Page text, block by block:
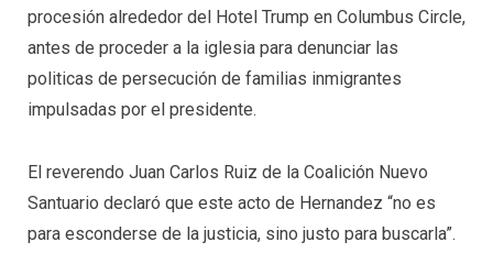
procesión alrededor del Hotel Trump en Columbus Circle,
antes de proceder a la iglesia para denunciar las
politicas de persecución de familias inmigrantes
impulsadas por el presidente.
El reverendo Juan Carlos Ruiz de la Coalición Nuevo
Santuario declaró que este acto de Hernandez “no es
para esconderse de la justicia, sino justo para buscarla”.